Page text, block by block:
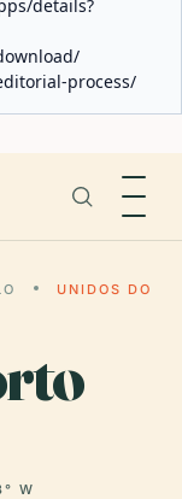
details?
process/
UNIDOS DO
W